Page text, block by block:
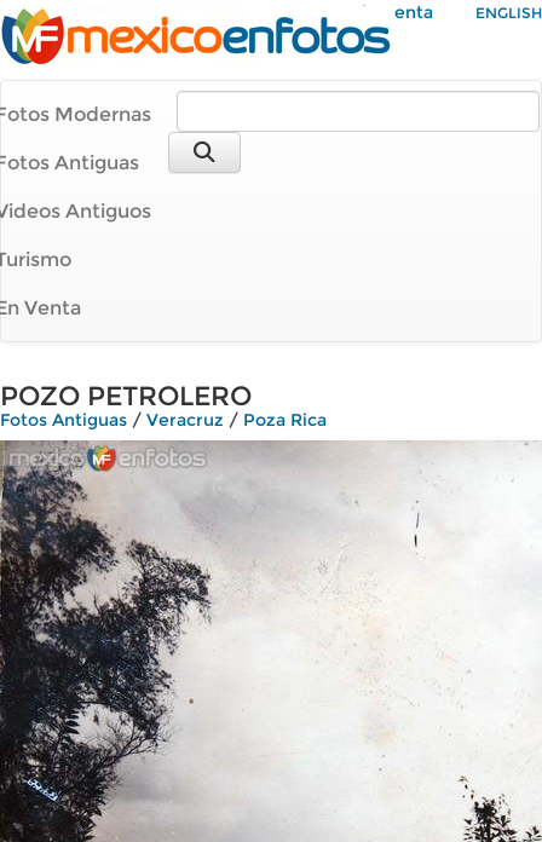
Mi Cuenta ENGLISH
Modernas
Antiguas
Antiguos
Venta
POZO PETROLERO
Fotos Antiguas / Veracruz / Poza Rica